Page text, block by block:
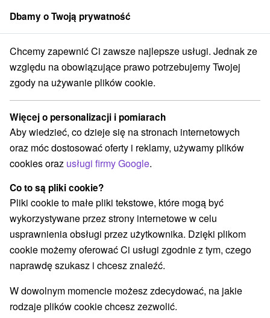
członek grupySorger
Uzdrowisko Pieszczany - zniżka do 25 % na terminy do
Specjalne oferty - Pro Patria
Ensana Health Spa Hotel★★
Uzdrowisko Pieszczany - zniżka do 25 % na terminy do
27.02.2027
Piešťany
Przejdź do lokalizacji
O ZAKWATEROWANIU
O UZDROWISKU
SPECJALNE OFERTY
MIESZKANIE OPINIE
Dbamy o Twoją prywatność
Chcemy zapewnić Ci zawsze najlepsze usługi. Jednak ze
względu na obowiązujące prawo potrzebujemy Twojej
zgody na używanie plików cookie.
Więcej o personalizacji i pomiarach
Aby wiedzieć, co dzieje się na stronach internetowych
oraz móc dostosować oferty i reklamy, używamy plików
cookies oraz usługi firmy Google.
Co to są pliki cookie?
Pliki cookie to małe pliki tekstowe, które mogą być
wykorzystywane przez strony internetowe w celu
usprawnienia obsługi przez użytkownika. Dzięki plikom
cookie możemy oferować Ci usługi zgodnie z tym, czego
naprawdę szukasz i chcesz znaleźć.
W dowolnym momencie możesz zdecydować, na jakie
rodzaje plików cookie chcesz zezwolić.